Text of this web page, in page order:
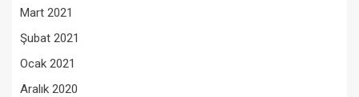
Mart 2021
Şubat 2021
Ocak 2021
Aralık 2020